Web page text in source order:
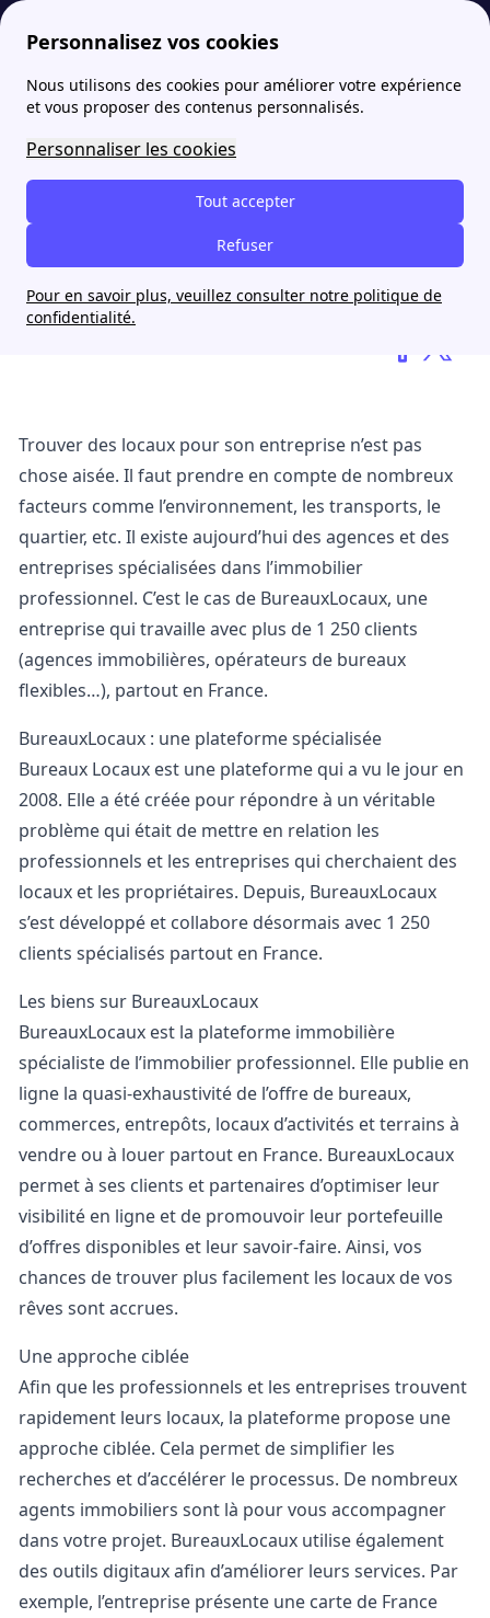
Personnalisez vos cookies
Nous utilisons des cookies pour améliorer votre expérience
et vous proposer des contenus personnalisés.
Personnaliser les cookies
Tout accepter
Refuser
Pour en savoir plus, veuillez consulter notre politique de
confidentialité.
papernest blog Les locaux professionnels pour les entreprises
Les locaux professionnels
pour les entreprises
Virgile Fanucci
6 novembre 2025
Trouver des locaux pour son entreprise n’est pas
chose aisée. Il faut prendre en compte de nombreux
facteurs comme l’environnement, les transports, le
quartier, etc. Il existe aujourd’hui des agences et des
entreprises spécialisées dans l’immobilier
professionnel. C’est le cas de BureauxLocaux, une
entreprise qui travaille avec plus de 1 250 clients
(agences immobilières, opérateurs de bureaux
flexibles…), partout en France.
BureauxLocaux : une plateforme spécialisée
Bureaux Locaux est une plateforme qui a vu le jour en
2008. Elle a été créée pour répondre à un véritable
problème qui était de mettre en relation les
professionnels et les entreprises qui cherchaient des
locaux et les propriétaires. Depuis, BureauxLocaux
s’est développé et collabore désormais avec 1 250
clients spécialisés partout en France.
Les biens sur BureauxLocaux
BureauxLocaux est la plateforme immobilière
spécialiste de l’immobilier professionnel. Elle publie en
ligne la quasi-exhaustivité de l’offre de bureaux,
commerces, entrepôts, locaux d’activités et terrains à
vendre ou à louer partout en France. BureauxLocaux
permet à ses clients et partenaires d’optimiser leur
visibilité en ligne et de promouvoir leur portefeuille
d’offres disponibles et leur savoir-faire. Ainsi, vos
chances de trouver plus facilement les locaux de vos
rêves sont accrues.
Une approche ciblée
Afin que les professionnels et les entreprises trouvent
rapidement leurs locaux, la plateforme propose une
approche ciblée. Cela permet de simplifier les
recherches et d’accélérer le processus. De nombreux
agents immobiliers sont là pour vous accompagner
dans votre projet. BureauxLocaux utilise également
des outils digitaux afin d’améliorer leurs services. Par
exemple, l’entreprise présente une carte de France